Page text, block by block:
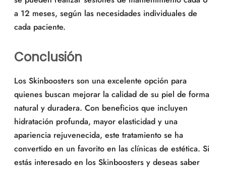
a 12 meses, según las necesidades individuales de
cada paciente.
Conclusión
Los Skinboosters son una excelente opción para
quienes buscan mejorar la calidad de su piel de forma
natural y duradera. Con beneficios que incluyen
hidratación profunda, mayor elasticidad y una
apariencia rejuvenecida, este tratamiento se ha
convertido en un favorito en las clínicas de estética. Si
estás interesado en los Skinboosters y deseas saber